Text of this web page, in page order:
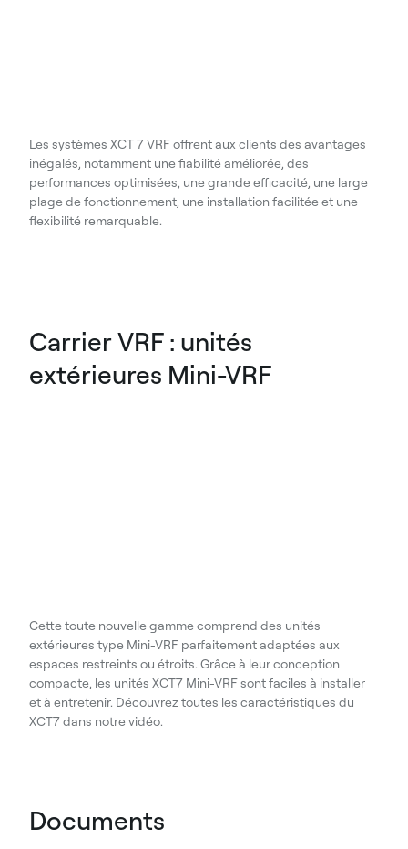
Les systèmes XCT 7 VRF offrent aux clients des avantages
inégalés, notamment une fiabilité améliorée, des
performances optimisées, une grande efficacité, une large
plage de fonctionnement, une installation facilitée et une
flexibilité remarquable.
Carrier VRF : unités
extérieures Mini-VRF
Cette toute nouvelle gamme comprend des unités
extérieures type Mini-VRF parfaitement adaptées aux
espaces restreints ou étroits. Grâce à leur conception
compacte, les unités XCT7 Mini-VRF sont faciles à installer
et à entretenir. Découvrez toutes les caractéristiques du
XCT7 dans notre vidéo.
Documents